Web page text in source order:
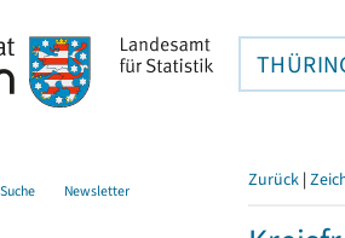
Suche Newsletter Zurück |